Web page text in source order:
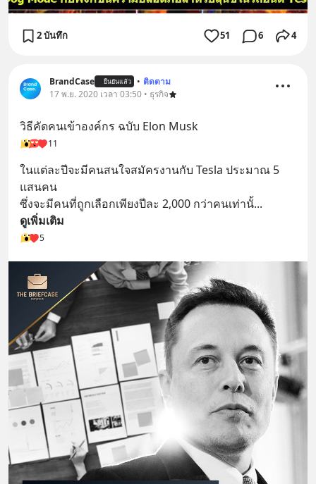
2 บันทึก 51 6 4
BrandCase ยืนยันแล้ว • ติดตาม
17 พ.ย. 2020 เวลา 03:50 • ธุรกิจ
วิธีคัดคนเข้าองค์กร ฉบับ Elon Musk
11
ในแต่ละปีจะมีคนสนใจสมัครงานกับ Tesla ประมาณ 5
แสนคน
ซึ่งจะมีคนที่ถูกเลือกเพียงปีละ 2,000 กว่าคนเท่านั้...
ดูเพิ่มเติม
5